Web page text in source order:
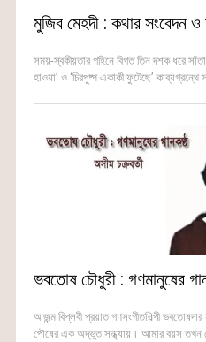
মুজিব মেহদী : কথার সংবেদন
সময়-স্বকীয়তার গহিনে বিগত তিন দশক ধরে
হাওয়া’ ও ‘চিরপুষ্প একাকী ফুটেছে’ কাব্যগ্রন্থে
ভবতোষ চৌধুরী : গণমানুষের
আজন্ম বিপ্লবী প্রয়াত গণসংগীতশিল্পী
পৌষের এক অদ্ভুত সন্ধ্যায়। আমার বয়স তখন